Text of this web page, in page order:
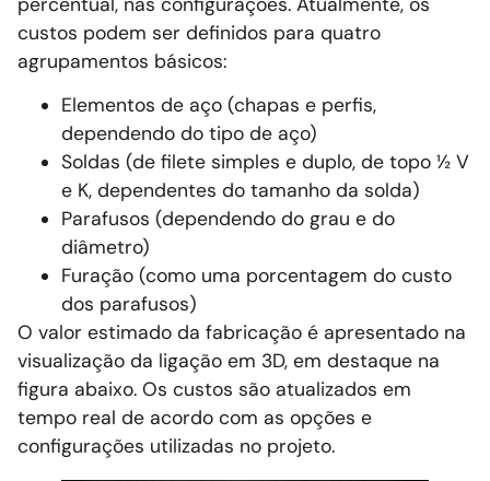
custos podem ser definidos para quatro
agrupamentos básicos:
Elementos de aço (chapas e perfis,
dependendo do tipo de aço)
Soldas (de filete simples e duplo, de topo ½ V
e K, dependentes do tamanho da solda)
Parafusos (dependendo do grau e do
diâmetro)
Furação (como uma porcentagem do custo
dos parafusos)
O valor estimado da fabricação é apresentado na
visualização da ligação em 3D, em destaque na
figura abaixo. Os custos são atualizados em
tempo real de acordo com as opções e
configurações utilizadas no projeto.